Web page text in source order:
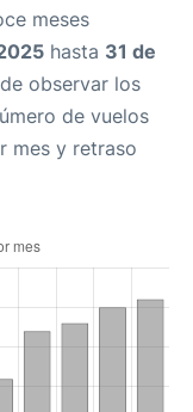
meses
hasta 31 de
observar los
de vuelos
mes y retraso